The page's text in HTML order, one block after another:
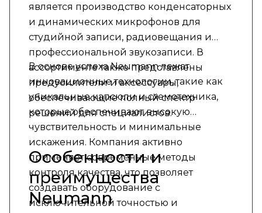
является производство конденсаторных
и динамических микрофонов для
студийной записи, радиовещания и
профессиональной звукозаписи. В
ассортименте также представлены
предусилители и аксессуары,
обеспечивающие полный спектр
решений для специалистов.
В основе успеха Neumann лежат
инновационные технологии, такие как
уникальные капсюли и схемотехника,
которые обеспечивают высокую
чувствительность и минимальные
искажения. Компания активно
применяет современные методы
контроля качества, что позволяет
создавать оборудование с
исключительной точностью и
Особенности и
преимущества
Neumann